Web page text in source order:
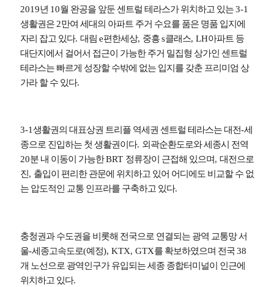
2019년 10월 완공을 앞둔 센트럴 테라스가 위치하고 있는3-1
생활권은 2만여 세대의 아파트 주거 수요를 품은 명품 입지에
자리 잡고 있다. 대림 e편한세상, 중흥s클래스, LH아파트 등
대단지에서 걸어서 접근이 가능한 주거 밀집형 상가인 센트럴
테라스는 빠르게 성장할 수밖에 없는 입지를 갖춘 프리미엄 상
가라 할 수 있다.
3-1생활권의 대표상권 트리플 역세권 센트럴 테라스는 대전-세
종으로 진입하는 첫 생활권이다. 외곽순환도로와 세종시 전역
20분 내 이동이 가능한BRT 정류장이 근접해 있으며, 대전으로
진, 출입이 편리한 관문에 위치하고 있어 어디에도 비교할 수 없
는 압도적인 교통 인프라를 구축하고 있다.
충청권과 수도권을 비롯해 전국으로 연결되는 광역 교통망 서
울-세종고속도로(예정), KTX, GTX를 확보하였으며 전국38
개 노선으로 광역인구가 유입되는 세종 종합터미널이 인근에
위치하고 있다.